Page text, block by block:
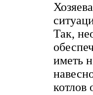
Так,
иметь
котлов